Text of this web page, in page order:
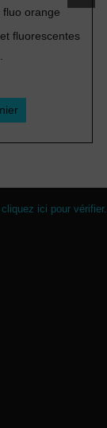
fluo orange
fluorescentes
cliquez ici pour vérifier.